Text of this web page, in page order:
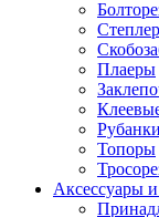
Плаеры
Рубанки
Топоры
Аксессуары